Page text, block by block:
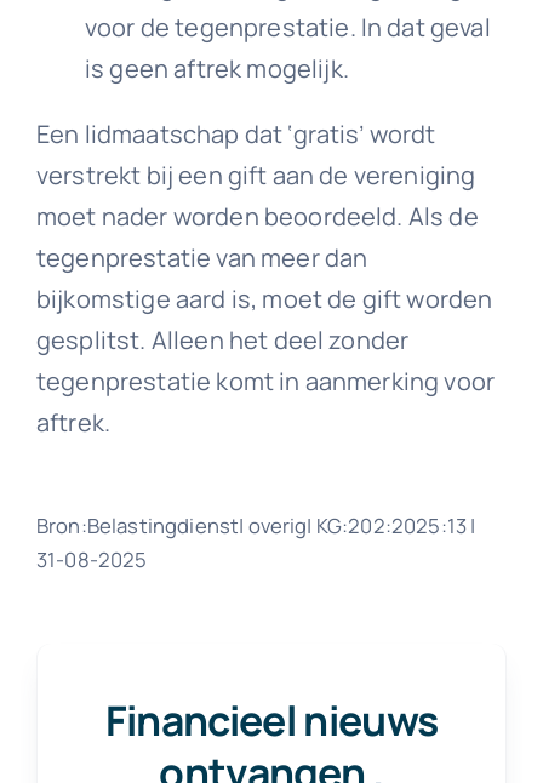
voor de tegenprestatie. In dat geval
is geen aftrek mogelijk.
Een lidmaatschap dat ‘gratis’ wordt
verstrekt bij een gift aan de vereniging
moet nader worden beoordeeld. Als de
tegenprestatie van meer dan
bijkomstige aard is, moet de gift worden
gesplitst. Alleen het deel zonder
tegenprestatie komt in aanmerking voor
aftrek.
Bron:Belastingdienst| overig| KG:202:2025:13 |
31-08-2025
Financieel nieuws